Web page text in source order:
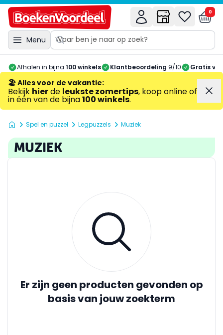
Menu
0
Afhalen in bijna 100 winkels Klantbeoordeling 9/10 Gratis
🏖️ Alles voor de vakantie:
Bekijk hierde leukste zomertips, koop online of
in één van de bijna100 winkels.
Spel en puzzel Legpuzzels Muziek
MUZIEK
Er zijn geen producten gevonden op
basis van jouw zoekterm